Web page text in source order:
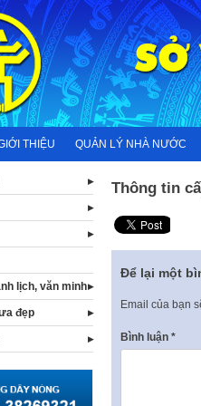
THIỆU QUẢN LÝ NHÀ NƯỚC
Thông tin
Để lại một
Email của bạn
Bình luận *
lịch, văn minh
đẹp